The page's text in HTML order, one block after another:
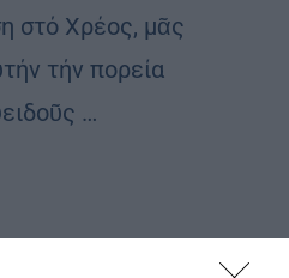
στό Χρέος, μᾶς
τήν πορεία
…